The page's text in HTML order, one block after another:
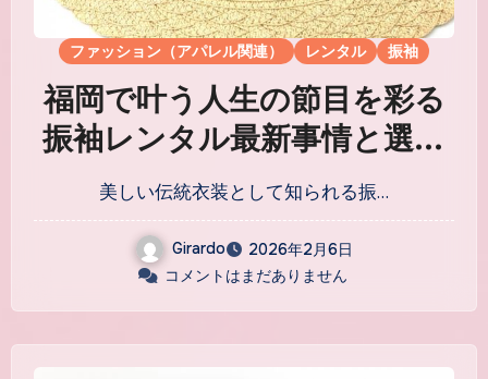
ファッション（アパレル関連） レンタル 振袖
福岡で叶う人生の節目を彩る
振袖レンタル最新事情と選び
方ガイド
美しい伝統衣装として知られる振…
Girardo
2026年2月6日
コメントはまだありません